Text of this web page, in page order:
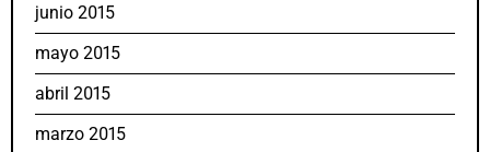
junio 2015
mayo 2015
abril 2015
marzo 2015